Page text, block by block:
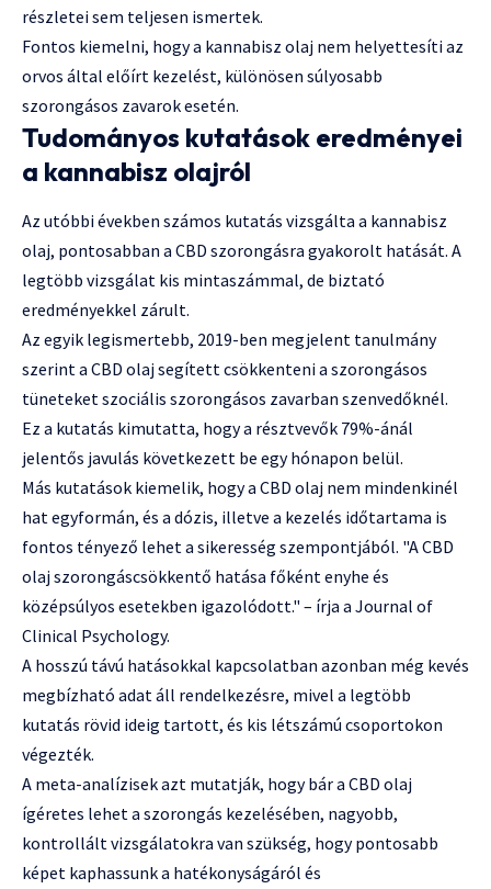
részletei sem teljesen ismertek.
Fontos kiemelni, hogy a kannabisz olaj nem helyettesíti az
orvos által előírt kezelést, különösen súlyosabb
szorongásos zavarok esetén.
Tudományos kutatások eredményei
a kannabisz olajról
Az utóbbi években számos kutatás vizsgálta a kannabisz
olaj, pontosabban a CBD szorongásra gyakorolt hatását. A
legtöbb vizsgálat kis mintaszámmal, de biztató
eredményekkel zárult.
Az egyik legismertebb, 2019-ben megjelent tanulmány
szerint a CBD olaj segített csökkenteni a szorongásos
tüneteket szociális szorongásos zavarban szenvedőknél.
Ez a kutatás kimutatta, hogy a résztvevők 79%-ánál
jelentős javulás következett be egy hónapon belül.
Más kutatások kiemelik, hogy a CBD olaj nem mindenkinél
hat egyformán, és a dózis, illetve a kezelés időtartama is
fontos tényező lehet a sikeresség szempontjából. "A CBD
olaj szorongáscsökkentő hatása főként enyhe és
középsúlyos esetekben igazolódott." – írja a Journal of
Clinical Psychology.
A hosszú távú hatásokkal kapcsolatban azonban még kevés
megbízható adat áll rendelkezésre, mivel a legtöbb
kutatás rövid ideig tartott, és kis létszámú csoportokon
végezték.
A meta-analízisek azt mutatják, hogy bár a CBD olaj
ígéretes lehet a szorongás kezelésében, nagyobb,
kontrollált vizsgálatokra van szükség, hogy pontosabb
képet kaphassunk a hatékonyságáról és